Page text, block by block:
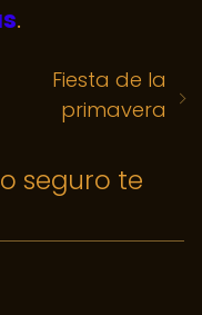
.
Fiesta de la
primavera
seguro te